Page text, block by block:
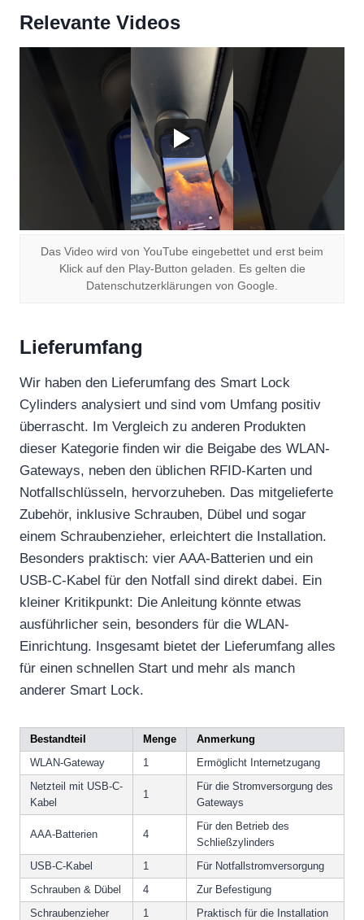
Relevante Videos
Das Video wird von YouTube eingebettet und erst beim
Klick auf den Play-Button geladen. Es gelten die
Datenschutzerklärungen von Google.
Lieferumfang
Wir haben den Lieferumfang des Smart Lock
Cylinders analysiert und sind vom Umfang positiv
überrascht. Im Vergleich zu anderen Produkten
dieser Kategorie finden wir die Beigabe des WLAN-
Gateways, neben den üblichen RFID-Karten und
Notfallschlüsseln, hervorzuheben. Das mitgelieferte
Zubehör, inklusive Schrauben, Dübel und sogar
einem Schraubenzieher, erleichtert die Installation.
Besonders praktisch: vier AAA-Batterien und ein
USB-C-Kabel für den Notfall sind direkt dabei. Ein
kleiner Kritikpunkt: Die Anleitung könnte etwas
ausführlicher sein, besonders für die WLAN-
Einrichtung. Insgesamt bietet der Lieferumfang alles
für einen schnellen Start und mehr als manch
anderer Smart Lock.
Bestandteil Menge
Anmerkung
WLAN-Gateway
1
Ermöglicht Internetzugang
Netzteil mit USB-C-
Kabel
1
Für die Stromversorgung des
Gateways
AAA-Batterien 4
Für den Betrieb des
Schließzylinders
USB-C-Kabel
1
Für Notfallstromversorgung
Schrauben & Dübel
4
Zur Befestigung
Schraubenzieher
1
Praktisch für die Installation